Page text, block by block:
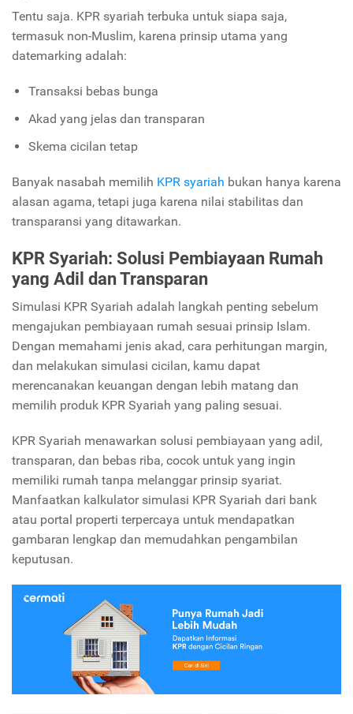
Tentu saja. KPR syariah terbuka untuk siapa saja,
termasuk non-Muslim, karena prinsip utama yang
datemarking adalah:
Transaksi bebas bunga
Akad yang jelas dan transparan
Skema cicilan tetap
Banyak nasabah memilih KPR syariah bukan hanya karena
alasan agama, tetapi juga karena nilai stabilitas dan
transparansi yang ditawarkan.
KPR Syariah: Solusi Pembiayaan Rumah
yang Adil dan Transparan
Simulasi KPR Syariah adalah langkah penting sebelum
mengajukan pembiayaan rumah sesuai prinsip Islam.
Dengan memahami jenis akad, cara perhitungan margin,
dan melakukan simulasi cicilan, kamu dapat
merencanakan keuangan dengan lebih matang dan
memilih produk KPR Syariah yang paling sesuai.
KPR Syariah menawarkan solusi pembiayaan yang adil,
transparan, dan bebas riba, cocok untuk yang ingin
memiliki rumah tanpa melanggar prinsip syariat.
Manfaatkan kalkulator simulasi KPR Syariah dari bank
atau portal properti terpercaya untuk mendapatkan
gambaran lengkap dan memudahkan pengambilan
keputusan.